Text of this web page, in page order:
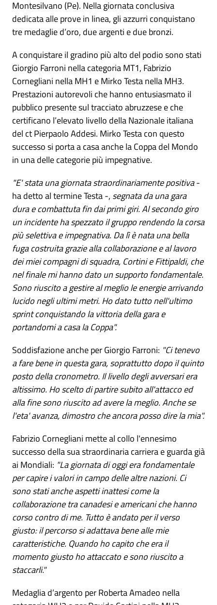
Montesilvano (Pe). Nella giornata conclusiva
dedicata alle prove in linea, gli azzurri conquistano
tre medaglie d’oro, due argenti e due bronzi.
A conquistare il gradino più alto del podio sono stati
Giorgio Farroni nella categoria MT1, Fabrizio
Cornegliani nella MH1 e Mirko Testa nella MH3.
Prestazioni autorevoli che hanno entusiasmato il
pubblico presente sul tracciato abruzzese e che
certificano l’elevato livello della Nazionale italiana
del ct Pierpaolo Addesi. Mirko Testa con questo
successo si porta a casa anche la Coppa del Mondo
in una delle categorie più impegnative.
"E' stata una giornata straordinariamente positiva-
ha detto al termine Testa -, segnata da una gara
dura e combattuta fin dai primi giri. Al secondo giro
un incidente ha spezzato il gruppo rendendo la corsa
più selettiva e impegnativa. Da lì è nata una bella
fuga costruita grazie alla collaborazione e al lavoro
dei miei compagni di squadra, Cortini e Fittipaldi, che
nel finale mi hanno dato un supporto fondamentale.
Sono riuscito a gestire al meglio le energie arrivando
lucido negli ultimi metri. Ho dato tutto nell'ultimo
sprint conquistando la vittoria della gara e
portandomi a casa la Coppa".
Soddisfazione anche per Giorgio Farroni: "Ci tenevo
a fare bene in questa gara, soprattutto dopo il quinto
posto della cronometro. Il livello degli avversari era
altissimo. Ho scelto di partire subito all'attacco ed
alla fine sono riuscito ad avere la meglio. Anche se
l'eta' avanza, dimostro che ancora posso dire la mia".
Fabrizio Cornegliani mette al collo l'ennesimo
successo della sua straordinaria carriera e guarda già
ai Mondiali: "La giornata di oggi era fondamentale
per capire i valori in campo delle altre nazioni. Ci
sono stati anche aspetti inattesi come la
collaborazione tra canadesi e americani che hanno
corso contro di me. Tutto è andato per il verso
giusto: il percorso si adattava bene alle mie
caratteristiche. Quando ho capito che era il
momento giusto ho attaccato e sono riuscito a
staccarli."
Medaglia d’argento per Roberta Amadeo nella